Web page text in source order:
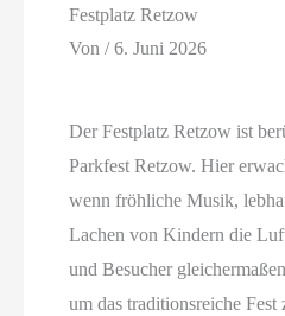
Festplatz Retzow
Von/6. Juni 2026
Der Festplatz Retzow ist
Parkfest Retzow. Hier
wenn fröhliche Musik,
Lachen von Kindern die
und Besucher
um das traditionsreiche